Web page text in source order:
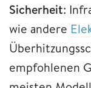
Sicherheit:
wie andere
empfohlenen